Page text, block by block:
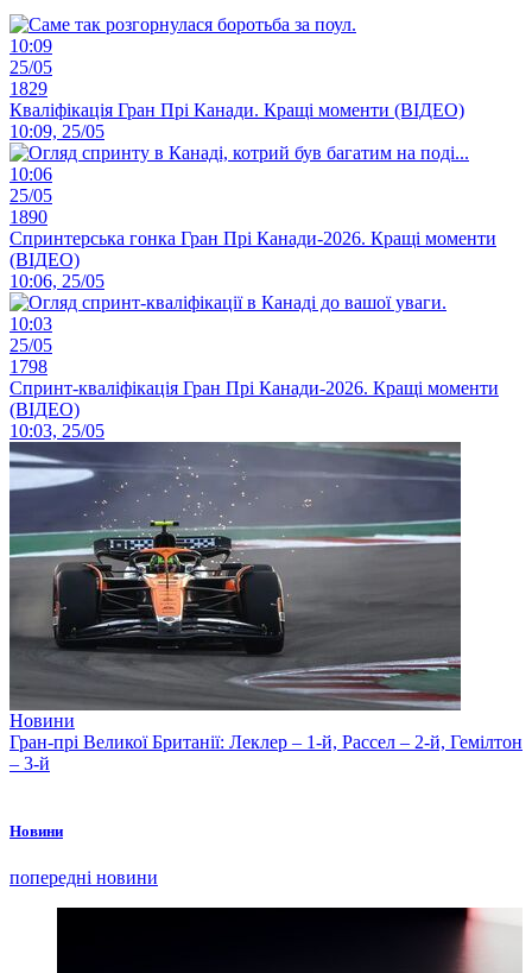
10:09
25/05
1829
Кваліфікація Гран Прі Канади. Кращі моменти (ВІДЕО)
10:09, 25/05
10:06
25/05
1890
Спринтерська гонка Гран Прі Канади-2026. Кращі моменти
(ВІДЕО)
10:06, 25/05
10:03
25/05
1798
Спринт-кваліфікація Гран Прі Канади-2026. Кращі моменти
(ВІДЕО)
10:03, 25/05
Новини
Гран-прі Великої Британії: Леклер – 1-й, Рассел – 2-й, Гемілтон
– 3-й
Новини
попередні новини